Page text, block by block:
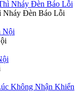
Nháy Đèn Báo Lỗi